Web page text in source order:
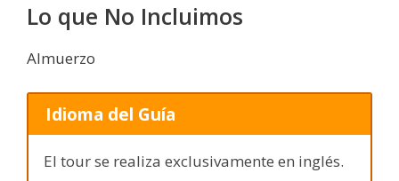
Lo que No Incluimos
Almuerzo
Idioma del Guía
El tour se realiza exclusivamente en inglés.